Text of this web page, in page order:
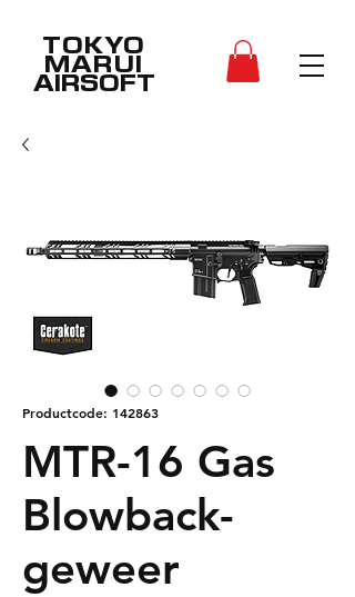
TOKYO
MARUI
AIRSOFT
Productcode: 142863
MTR-16 Gas
Blowback-
geweer